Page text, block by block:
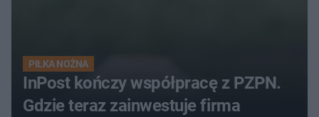
PIŁKA NOŻNA
InPost kończy współpracę z PZPN.
Gdzie teraz zainwestuje firma